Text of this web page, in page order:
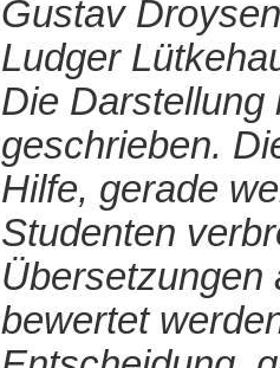
Gustav
Ludger
Die Darstellung
geschrieben.
Hilfe, gerade
Studenten
Übersetzungen
bewertet